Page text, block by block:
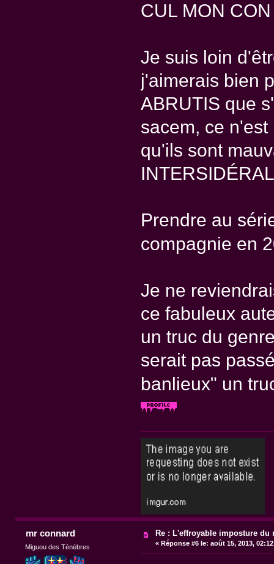
CUL MON CON
Je suis loin
j'aimerais bien
ABRUTIS que
sacem, ce
qu'ils sont
Prendre au
compagnie en
Je ne
ce fabuleux
un truc du
serait pas
banlieux" un
mr connard
Miguou des Ténèbres
Re : L'effroyable imposture du
« Réponse #6 le: août 15, 2013,